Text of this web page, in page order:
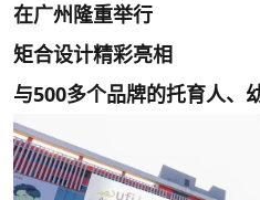
在广州隆重举行
矩合设计精彩亮相
与500多个品牌的托育人、